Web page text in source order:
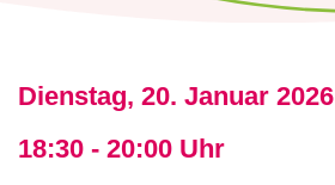
Dienstag, 20. Januar 2026
18:30 - 20:00 Uhr